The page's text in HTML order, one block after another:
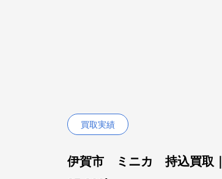
買取実績
伊賀市 ミニカ 持込買取